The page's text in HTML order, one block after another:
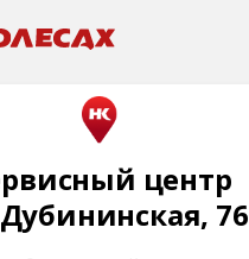
центр
76